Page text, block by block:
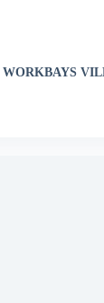
WORKBAYS